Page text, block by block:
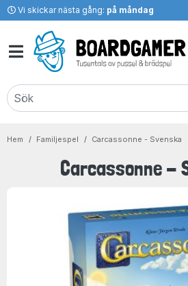
Vi skickar nästa gång: på måndag
Hem Familjespel Carcassonne - Svenska
Carcassonne -